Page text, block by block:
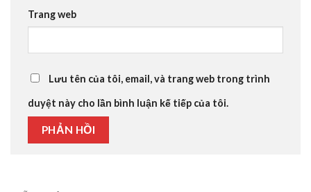
Trang web
Lưu tên của tôi, email, và trang web trong trình
duyệt này cho lần bình luận kế tiếp của tôi.